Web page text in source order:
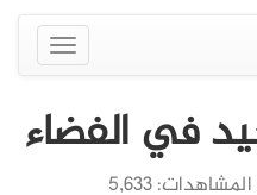
عرض
القائمة
في الفضاء
5,633